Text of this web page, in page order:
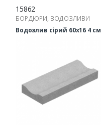
15862
БОРДЮРИ, ВОДОЗЛИВИ
Водозлив сірий 60х16 4 см